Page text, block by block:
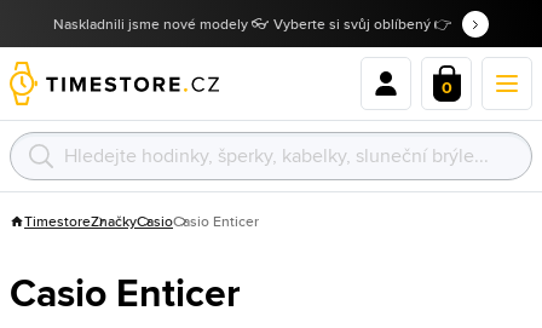
Naskladnili jsme nové modely 👓 Vyberte si svůj oblíbený 👉
0
TimestoreZnačkyCasioCasio Enticer
Casio Enticer